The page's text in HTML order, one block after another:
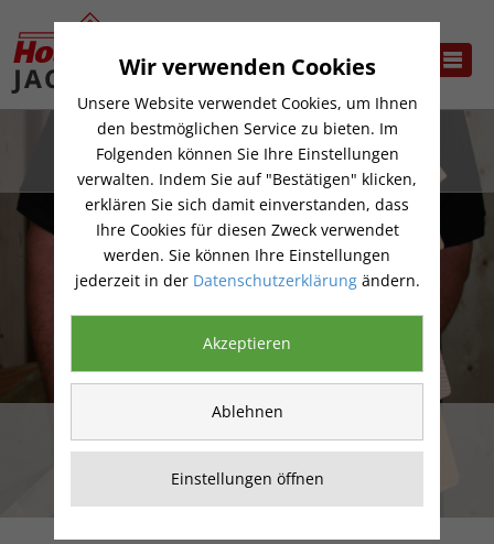
BAUSTOFFE &
ELEMENTE
Wir verwenden Cookies
Unsere Website verwendet Cookies, um Ihnen
den bestmöglichen Service zu bieten. Im
Folgenden können Sie Ihre Einstellungen
verwalten. Indem Sie auf "Bestätigen" klicken,
erklären Sie sich damit einverstanden, dass
Ihre Cookies für diesen Zweck verwendet
werden. Sie können Ihre Einstellungen
jederzeit in der Datenschutzerklärungändern.
Akzeptieren
Ablehnen
Einstellungen öffnen